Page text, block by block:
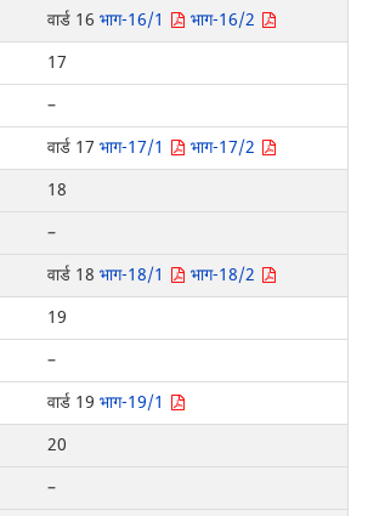
वार्ड 16 भाग-16/1
भाग-16/2
17
–
वार्ड 17 भाग-17/1
भाग-17/2
18
–
वार्ड 18 भाग-18/1
भाग-18/2
19
–
वार्ड 19 भाग-19/1
20
–